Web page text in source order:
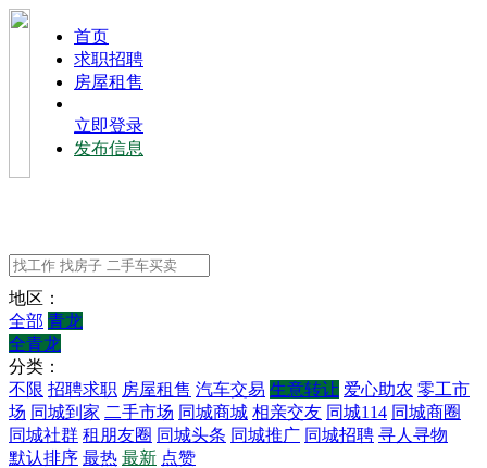
⾸⻚
求职招聘
房屋租售
立即登录
发布信息
地区：
全部 青龙
全青龙
分类：
不限 招聘求职 房屋租售 汽车交易 生意转让 爱心助农 零工市
场 同城到家 二手市场 同城商城 相亲交友 同城114 同城商圈
同城社群 租朋友圈 同城头条 同城推广 同城招聘 寻人寻物
默认排序 最热 最新 点赞